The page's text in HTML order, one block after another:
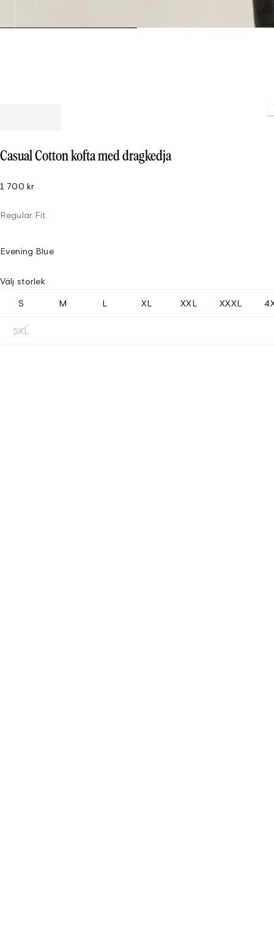
Casual Cotton kofta med dragkedja
1 700 kr
Regular Fit
Evening Blue
Välj storlek
S M L XL XXL XXXL
5XL